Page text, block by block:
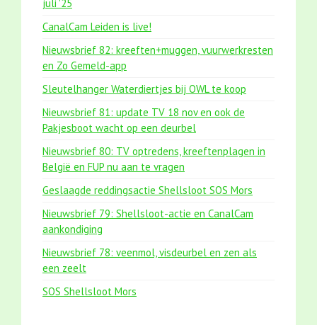
juli '25
CanalCam Leiden is live!
Nieuwsbrief 82: kreeften+muggen, vuurwerkresten
en Zo Gemeld-app
Sleutelhanger Waterdiertjes bij OWL te koop
Nieuwsbrief 81: update TV 18 nov en ook de
Pakjesboot wacht op een deurbel
Nieuwsbrief 80: TV optredens, kreeftenplagen in
België en FUP nu aan te vragen
Geslaagde reddingsactie Shellsloot SOS Mors
Nieuwsbrief 79: Shellsloot-actie en CanalCam
aankondiging
Nieuwsbrief 78: veenmol, visdeurbel en zen als
een zeelt
SOS Shellsloot Mors